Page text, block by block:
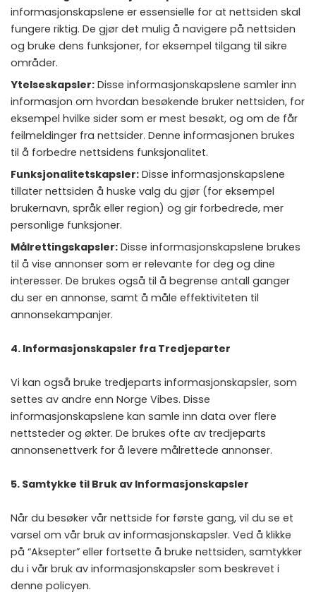
informasjonskapslene er essensielle for at nettsiden skal
fungere riktig. De gjør det mulig å navigere på nettsiden
og bruke dens funksjoner, for eksempel tilgang til sikre
områder.
Ytelseskapsler: Disse informasjonskapslene samler inn
informasjon om hvordan besøkende bruker nettsiden, for
eksempel hvilke sider som er mest besøkt, og om de får
feilmeldinger fra nettsider. Denne informasjonen brukes
til å forbedre nettsidens funksjonalitet.
Funksjonalitetskapsler: Disse informasjonskapslene
tillater nettsiden å huske valg du gjør (for eksempel
brukernavn, språk eller region) og gir forbedrede, mer
personlige funksjoner.
Målrettingskapsler: Disse informasjonskapslene brukes
til å vise annonser som er relevante for deg og dine
interesser. De brukes også til å begrense antall ganger
du ser en annonse, samt å måle effektiviteten til
annonsekampanjer.
4. Informasjonskapsler fra Tredjeparter
Vi kan også bruke tredjeparts informasjonskapsler, som
settes av andre enn Norge Vibes. Disse
informasjonskapslene kan samle inn data over flere
nettsteder og økter. De brukes ofte av tredjeparts
annonsenettverk for å levere målrettede annonser.
5. Samtykke til Bruk av Informasjonskapsler
Når du besøker vår nettside for første gang, vil du se et
varsel om vår bruk av informasjonskapsler. Ved å klikke
på “Aksepter” eller fortsette å bruke nettsiden, samtykker
du i vår bruk av informasjonskapsler som beskrevet i
denne policyen.